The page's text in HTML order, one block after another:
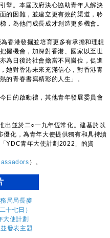
擎。本屆政府決心協助青年人解決
的困難，並建立更有效的渠道，聆
，為他們成長成才創造更多機會。
港發掘並培育更多有承擔和理想
握機會，加深對香港、國家以至世
為日後於社會擔當不同崗位，促進
她對香港未來充滿信心，對香港青
的青春書寫精彩的人生」。
的啟動禮，其他青年發展委員會
並於二○一九年恆常化。建基於以
化，為青年大使提供獨有和具持續
YDC青年大使計劃2022」的資
）。